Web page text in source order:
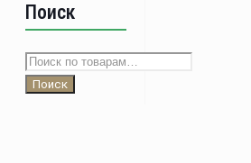
Поиск
Искать:
Поиск